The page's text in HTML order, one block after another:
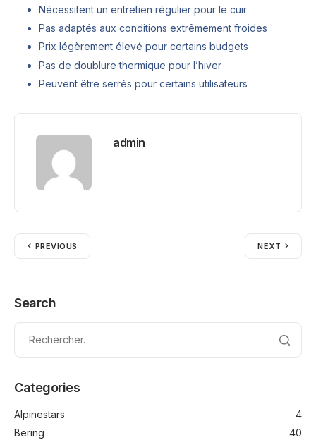
Nécessitent un entretien régulier pour le cuir
Pas adaptés aux conditions extrêmement froides
Prix légèrement élevé pour certains budgets
Pas de doublure thermique pour l’hiver
Peuvent être serrés pour certains utilisateurs
admin
PREVIOUS NEXT
Search
Categories
Alpinestars
4
Bering
40